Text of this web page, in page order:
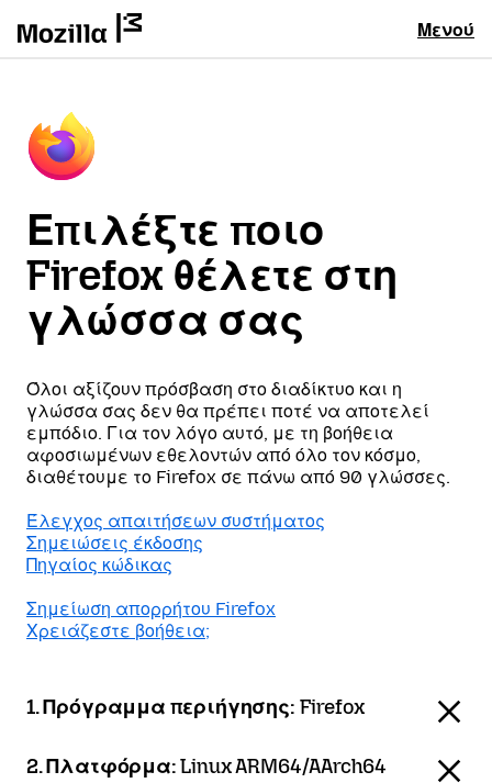
Μενού
Επιλέξτε ποιο
Firefox θέλετε στη
γλώσσα σας
Όλοι αξίζουν πρόσβαση στο διαδίκτυο και η
γλώσσα σας δεν θα πρέπει ποτέ να αποτελεί
εμπόδιο. Για τον λόγο αυτό, με τη βοήθεια
αφοσιωμένων εθελοντών από όλο τον κόσμο,
διαθέτουμε το Firefox σε πάνω από 90 γλώσσες.
Έλεγχος απαιτήσεων συστήματος
Σημειώσεις έκδοσης
Πηγαίος κώδικας
Σημείωση απορρήτου Firefox
Χρειάζεστε βοήθεια;
1. Πρόγραμμα περιήγησης: Firefox
2. Πλατφόρμα:Linux ARM64/AArch64